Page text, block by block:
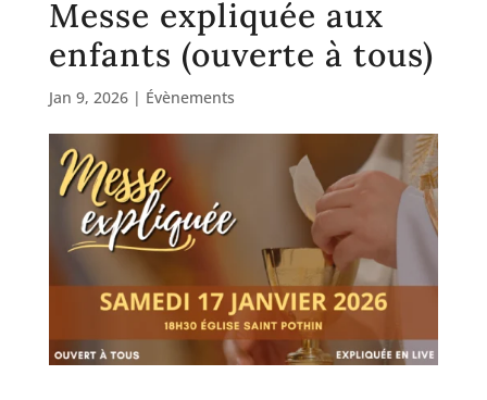
Messe expliquée aux
enfants (ouverte à tous)
Jan 9, 2026| Évènements